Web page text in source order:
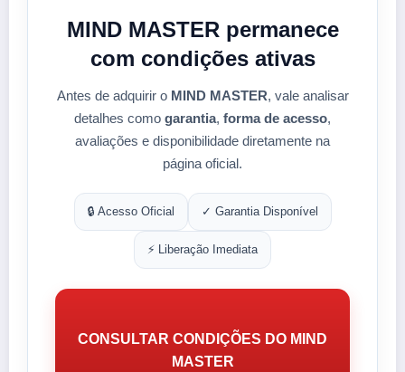
MIND MASTER permanece
com condições ativas
Antes de adquirir o MIND MASTER, vale analisar
detalhes como garantia, forma de acesso,
avaliações e disponibilidade diretamente na
página oficial.
🔒 Acesso Oficial ✓ Garantia Disponível
⚡ Liberação Imediata
CONSULTAR CONDIÇÕES DO MIND
MASTER